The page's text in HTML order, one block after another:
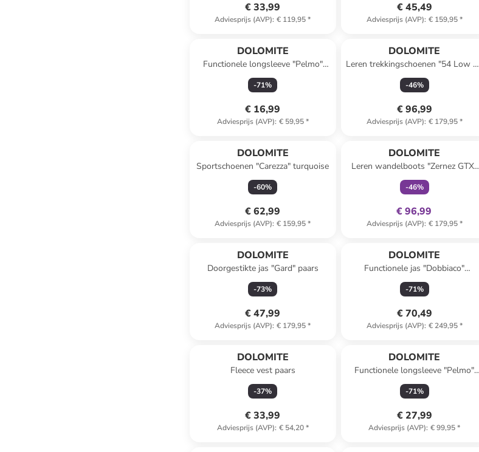
€ 33,99
Adviesprijs (AVP): € 119,95*
€ 45,49
Adviesprijs (AVP): € 159,95*
DOLOMITE
Functionele longsleeve "Pelmo"
beige
-71%
€ 16,99
Adviesprijs (AVP): € 59,95*
DOLOMITE
Leren trekkingschoenen "54 Low Fg
Evo GTX" lichtbruin
-46%
€ 96,99
Adviesprijs (AVP): € 179,95*
DOLOMITE
Sportschoenen "Carezza" turquoise
-60%
€ 62,99
Adviesprijs (AVP): € 159,95*
DOLOMITE
Leren wandelboots "Zernez GTX"
grijs
-46%
€ 96,99
Adviesprijs (AVP): € 179,95*
DOLOMITE
Doorgestikte jas "Gard" paars
-73%
€ 47,99
Adviesprijs (AVP): € 179,95*
DOLOMITE
Functionele jas "Dobbiaco"
lichtbruin
-71%
€ 70,49
Adviesprijs (AVP): € 249,95*
DOLOMITE
Fleece vest paars
-37%
€ 33,99
Adviesprijs (AVP): € 54,20*
DOLOMITE
Functionele longsleeve "Pelmo"
donkerblauw
-71%
€ 27,99
Adviesprijs (AVP): € 99,95*